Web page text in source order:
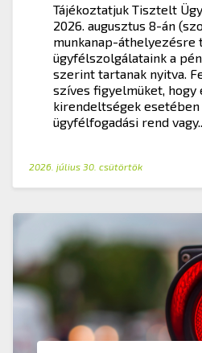
Tájékoztatjuk Tisztelt
2026. augusztus 8-án
munkanap-
ügyfélszolgálataink a
szerint tartanak nyitva.
szíves figyelmüket, hogy
kirendeltségek
ügyfélfogadási rend
2026. július 30. csütörtök